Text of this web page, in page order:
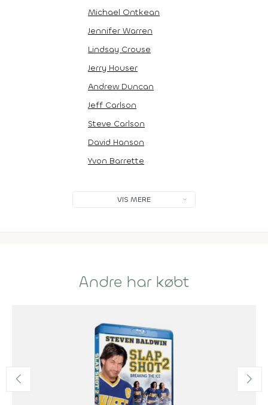
Michael Ontkean
Jennifer Warren
Lindsay Crouse
Jerry Houser
Andrew Duncan
Jeff Carlson
Steve Carlson
David Hanson
Yvon Barrette
VIS MERE
Andre har købt